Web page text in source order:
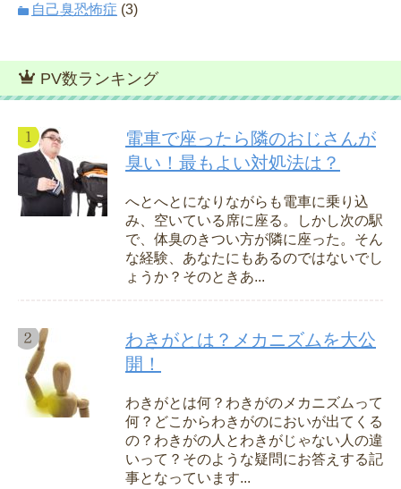
自己臭恐怖症 (3)
PV数ランキング
電車で座ったら隣のおじさんが
臭い！最もよい対処法は？
へとへとになりながらも電車に乗り込
み、空いている席に座る。しかし次の駅
で、体臭のきつい方が隣に座った。そん
な経験、あなたにもあるのではないでし
ょうか？そのときあ...
わきがとは？メカニズムを大公
開！
わきがとは何？わきがのメカニズムって
何？どこからわきがのにおいが出てくる
の？わきがの人とわきがじゃない人の違
いって？そのような疑問にお答えする記
事となっています...